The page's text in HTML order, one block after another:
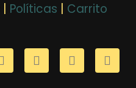
Políticas Carrito